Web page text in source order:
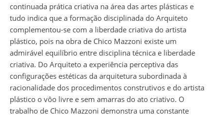
continuada prática criativa na área das artes plásticas e
tudo indica que a formação disciplinada do Arquiteto
complementou-se com a liberdade criativa do artista
plástico, pois na obra de Chico Mazzoni existe um
admirável equilíbrio entre disciplina técnica e liberdade
criativa. Do Arquiteto a experiência perceptiva das
configurações estéticas da arquitetura subordinada à
racionalidade dos procedimentos construtivos e do artista
plástico o vôo livre e sem amarras do ato criativo. O
trabalho de Chico Mazzoni demonstra uma constante